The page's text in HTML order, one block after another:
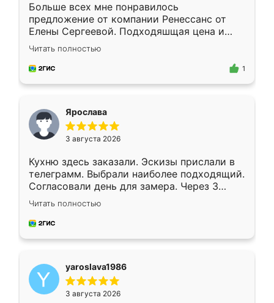
Больше всех мне понравилось
предложение от компании Ренессанс от
Елены Сергеевой. Подходяшщая цена и
короткие сроки изготовления. Приехавший
для замера сотрудник Владислав
предложил по моему эскизу самый
Читать полностью
1
Ярослава
3 августа 2026
Кухню здесь заказали. Эскизы прислали в
телеграмм. Выбрали наиболее подходящий.
Согласовали день для замера. Через 3
недели кухня была уже готова. Остались
довольны работой. Спасибо Ренессанс
мебель за качественную работу!
Читать полностью
yaroslava1986
3 августа 2026